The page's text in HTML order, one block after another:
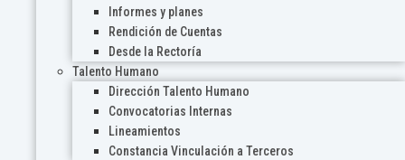
Informes y planes
Rendición de Cuentas
Desde la Rectoría
Talento Humano
Dirección Talento Humano
Convocatorias Internas
Lineamientos
Constancia Vinculación a Terceros